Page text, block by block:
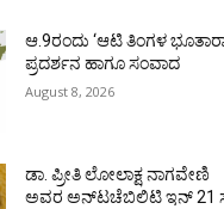
ಆ.9ರಂದು ‘ಆಟಿ ತಿಂಗಳ
ಪ್ರದರ್ಶನ ಹಾಗೂ ಸಂವಾದ
August 8, 2026
ಡಾ. ಪ್ರೀತಿ ಲೋಲಾಕ್ಷ ನಾಗವೇಣಿ
ಅವರ ಅನ್‌ಟಚೆಬಿಲಿಟಿ ಇನ್ 21